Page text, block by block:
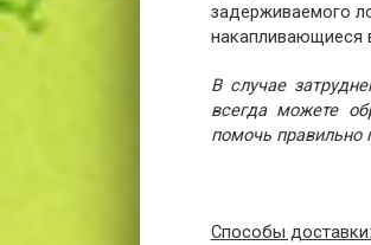
задерживаемого
накапливающиеся
В случае
всегда можете
помочь правильно
Способы доставки: